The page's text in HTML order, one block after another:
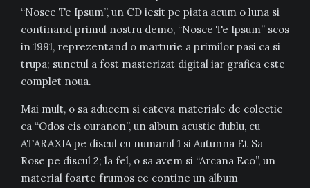
“Nosce Te Ipsum”, un CD iesit pe piata acum o luna si
continand primul nostru demo, “Nosce Te Ipsum” scos
in 1991, reprezentand o marturie a primilor pasi ca si
trupa; sunetul a fost masterizat digital iar grafica este
complet noua.
Mai mult, o sa aducem si cateva materiale de colectie
ca “Odos eis ouranon”, un album acustic dublu, cu
ATARAXIA pe discul cu numarul 1 si Autunna Et Sa
Rose pe discul 2; la fel, o sa avem si “Arcana Eco”, un
material foarte frumos ce contine un album